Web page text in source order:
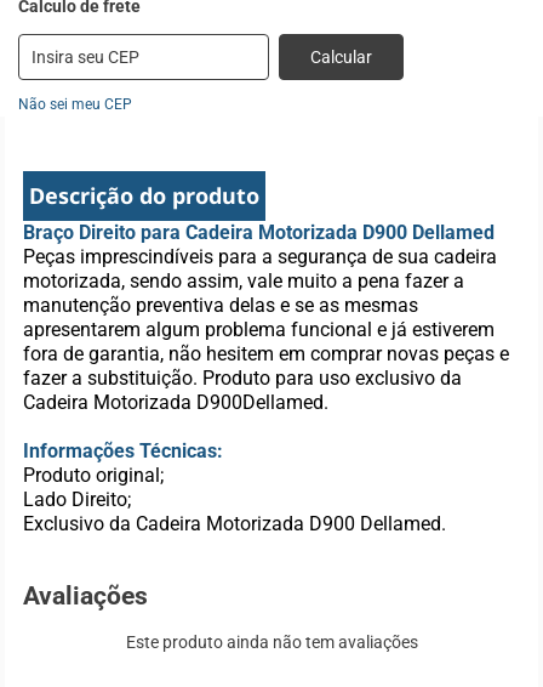
Calcular
Não sei meu CEP
Descrição do produto
Braço Direito para Cadeira Motorizada D900 Dellamed
Peças imprescindíveis para a segurança de sua cadeira
motorizada, sendo assim, vale muito a pena fazer a
manutenção preventiva delas e se as mesmas
apresentarem algum problema funcional e já estiverem
fora de garantia, não hesitem em comprar novas peças e
fazer a substituição. Produto para uso exclusivo da
Cadeira Motorizada D900Dellamed.
Informações Técnicas:
Produto original;
Lado Direito;
Exclusivo da Cadeira Motorizada D900 Dellamed.
Avaliações
Este produto ainda não tem avaliações